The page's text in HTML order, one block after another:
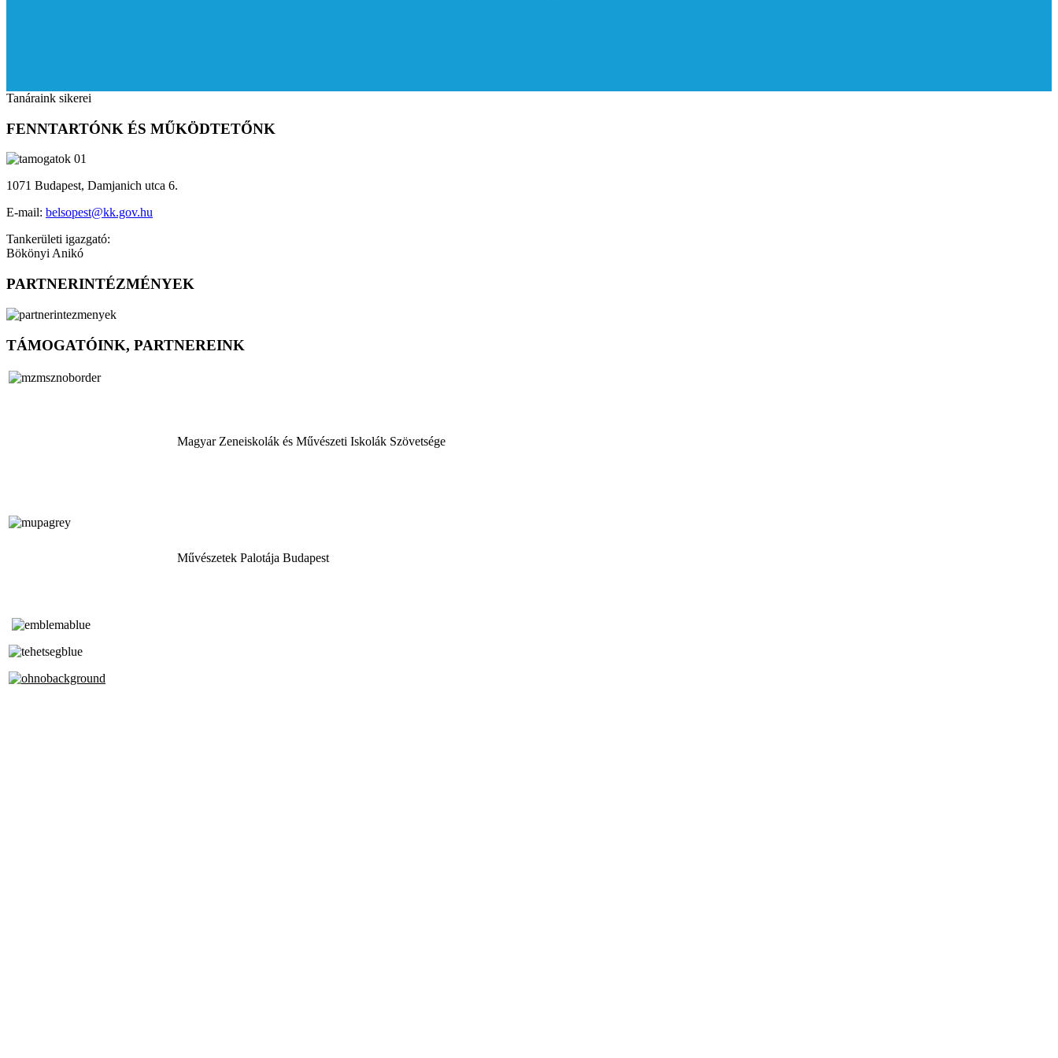
Tanáraink sikerei
FENNTARTÓNK ÉS MŰKÖDTETŐNK
1071 Budapest, Damjanich utca 6.
E-mail: belsopest@kk.gov.hu
Tankerületi igazgató:
Bökönyi Anikó
PARTNERINTÉZMÉNYEK
TÁMOGATÓINK, PARTNEREINK
Magyar Zeneiskolák és Művészeti Iskolák Szövetsége
Művészetek Palotája Budapest